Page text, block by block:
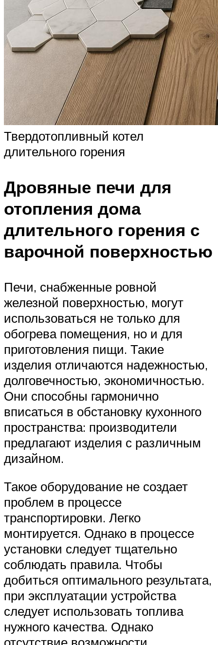
Твердотопливный котел
длительного горения
Дровяные печи для
отопления дома
длительного горения с
варочной поверхностью
Печи, снабженные ровной
железной поверхностью, могут
использоваться не только для
обогрева помещения, но и для
приготовления пищи. Такие
изделия отличаются надежностью,
долговечностью, экономичностью.
Они способны гармонично
вписаться в обстановку кухонного
пространства: производители
предлагают изделия с различным
дизайном.
Такое оборудование не создает
проблем в процессе
транспортировки. Легко
монтируется. Однако в процессе
установки следует тщательно
соблюдать правила. Чтобы
добиться оптимального результата,
при эксплуатации устройства
следует использовать топлива
нужного качества. Однако